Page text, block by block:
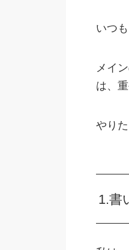
いつ
メイ
は、
やり
1.書